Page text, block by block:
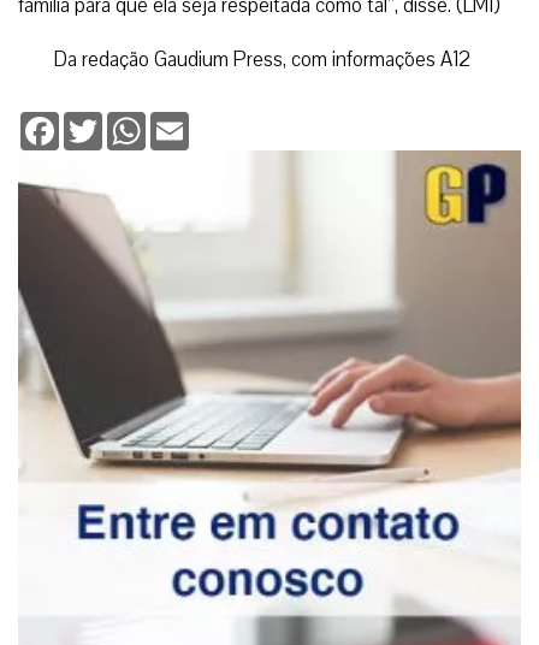
Da redação Gaudium Press, com informações A12
Facebook
TwitterWhatsApp